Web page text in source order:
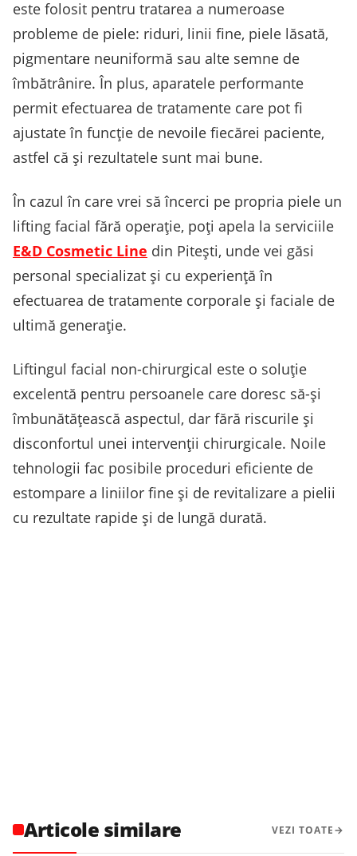
este folosit pentru tratarea a numeroase
probleme de piele: riduri, linii fine, piele lăsată,
pigmentare neuniformă sau alte semne de
îmbătrânire. În plus, aparatele performante
permit efectuarea de tratamente care pot fi
ajustate în funcție de nevoile fiecărei paciente,
astfel că și rezultatele sunt mai bune.
În cazul în care vrei să încerci pe propria piele un
lifting facial fără operație, poți apela la serviciile
E&D Cosmetic Line din Pitești, unde vei găsi
personal specializat și cu experiență în
efectuarea de tratamente corporale și faciale de
ultimă generație.
Liftingul facial non-chirurgical este o soluție
excelentă pentru persoanele care doresc să-și
îmbunătățească aspectul, dar fără riscurile și
disconfortul unei intervenții chirurgicale. Noile
tehnologii fac posibile proceduri eficiente de
estompare a liniilor fine și de revitalizare a pielii
cu rezultate rapide și de lungă durată.
Articole similare VEZI TOATE